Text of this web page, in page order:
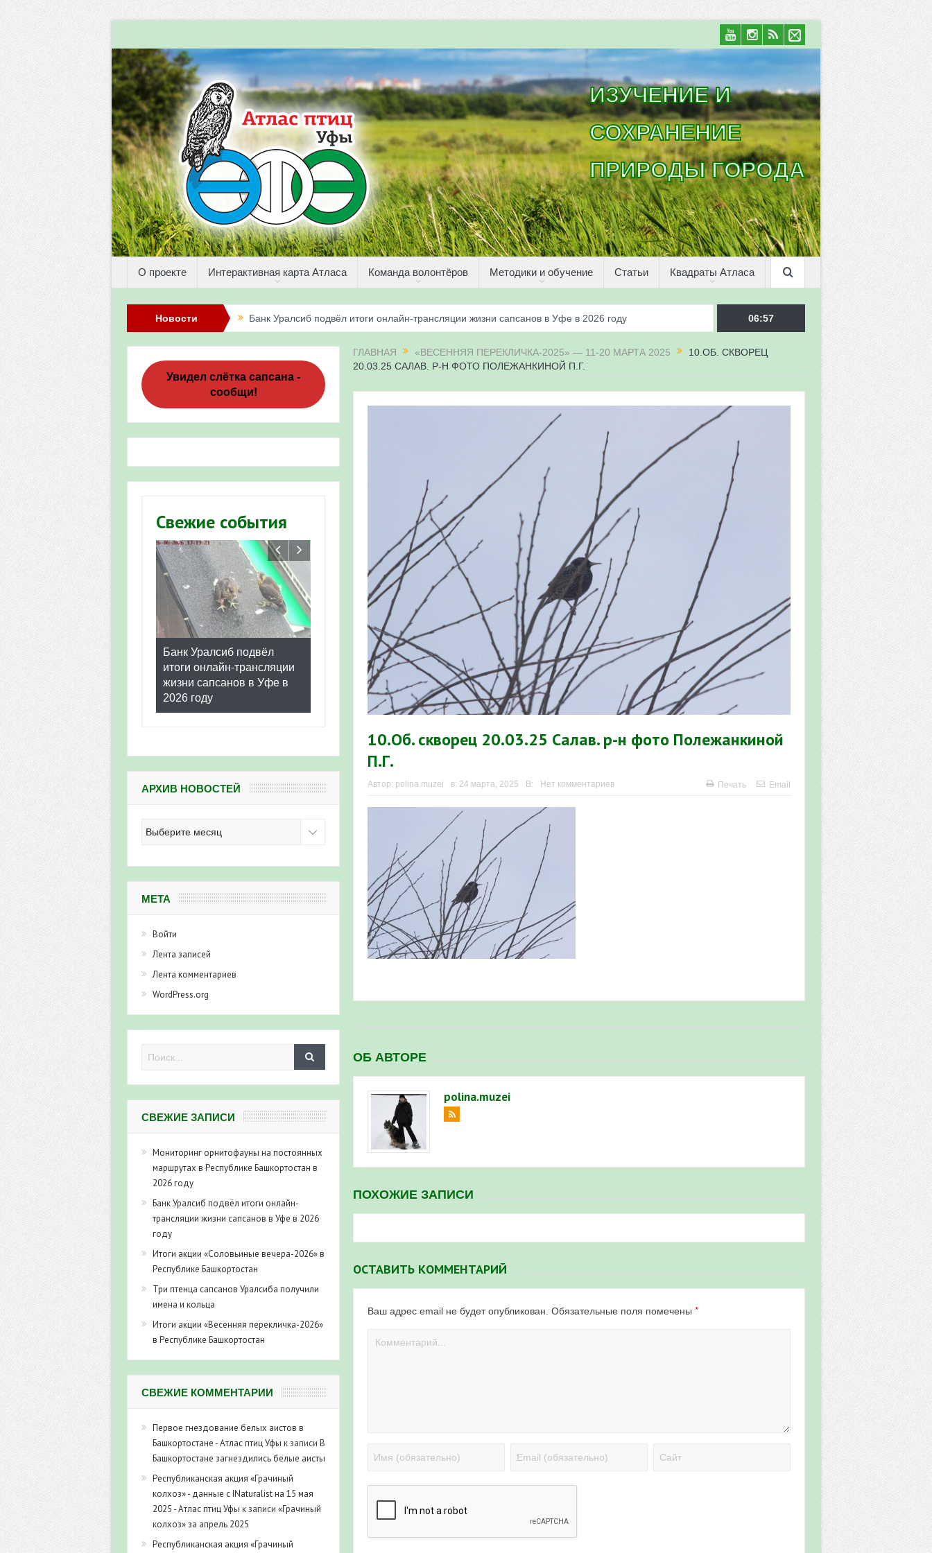
ИЗУЧЕНИЕ И
СОХРАНЕНИЕ
ПРИРОДЫ ГОРОДА
О проекте Интерактивная карта Атласа Команда волонтёров Методики и обучение Статьи Квадраты Атласа
Новости Банк Уралсиб подвёл итоги онлайн-трансляции жизни сапсанов в Уфе в 2026 году
Итоги акции «Соловьиные вечера-2026» в Республике Башкортостан
Три птенца сапсанов Уралсиба получили имена и кольца
Итоги акции «Весенняя перекличка-2026» в Республике Башкортостан
«Весенняя перекличка-2026» — 21-31 мая 2026
Мероприятие для ребят из дневного лагеря центра олимпиадного движения «Аврора»
Фотофиксация и осмотр птенцов сапсанов на крыше Уралсиба в Уфе в 2026 г.
Участие башкирских орнитологов и бердвотчеров в проекте «Развитие программы мониторинга
численности птиц в европейской части России»
«Весенняя перекличка-2026» — 11-20 мая 2026
Мониторинг орнитофауны на постоянных маршрутах в Республике Башкортостан в 2026 году
06:57
ГЛАВНАЯ «ВЕСЕННЯЯ ПЕРЕКЛИЧКА-2025» — 11-20 МАРТА 2025
10.ОБ. СКВОРЕЦ
20.03.25 САЛАВ. Р-Н ФОТО ПОЛЕЖАНКИНОЙ П.Г.
10.Об. скворец 20.03.25 Салав. р-н фото Полежанкиной
П.Г.
Автор: polina.muzei в: 24 марта, 2025 В: Нет комментариев Печать Email
ОБ АВТОРЕ
polina.muzei
ПОХОЖИЕ ЗАПИСИ
ОСТАВИТЬ КОММЕНТАРИЙ
Ваш адрес email не будет опубликован. Обязательные поля помечены *
Увидел слётка сапсана -
сообщи!
Свежие события
Банк Уралсиб подвёл
итоги онлайн-трансляции
жизни сапсанов в Уфе в
2026 году
АРХИВ НОВОСТЕЙ
новостей
МЕТА
Войти
Лента записей
Лента комментариев
WordPress.org
СВЕЖИЕ ЗАПИСИ
Мониторинг орнитофауны на постоянных
маршрутах в Республике Башкортостан в
2026 году
Банк Уралсиб подвёл итоги онлайн-
трансляции жизни сапсанов в Уфе в 2026
году
Итоги акции «Соловьиные вечера-2026» в
Республике Башкортостан
Три птенца сапсанов Уралсиба получили
имена и кольца
Итоги акции «Весенняя перекличка-2026»
в Республике Башкортостан
СВЕЖИЕ КОММЕНТАРИИ
Первое гнездование белых аистов в
Башкортостане - Атлас птиц Уфы к записи В
Башкортостане загнездились белые аисты
Республиканская акция «Грачиный
колхоз» - данные с INaturalist на 15 мая
2025 - Атлас птиц Уфы к записи «Грачиный
колхоз» за апрель 2025
Республиканская акция «Грачиный